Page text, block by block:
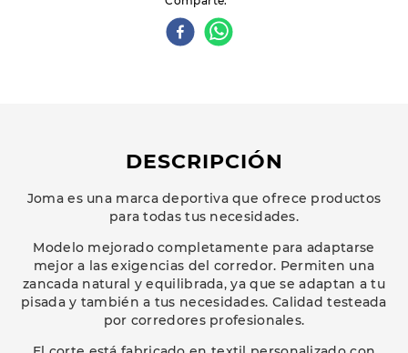
DESCRIPCIÓN
Joma es una marca deportiva que ofrece productos
para todas tus necesidades.
Modelo mejorado completamente para adaptarse
mejor a las exigencias del corredor. Permiten una
zancada natural y equilibrada, ya que se adaptan a tu
pisada y también a tus necesidades. Calidad testeada
por corredores profesionales.